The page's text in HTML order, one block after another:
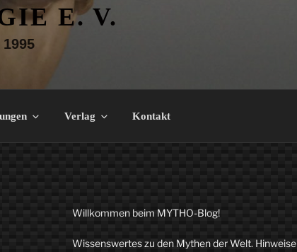
E. V.
Verlag Kontakt
Willkommen beim MYTHO-Blog!
Wissenswertes zu den Mythen der Welt. Hinweise